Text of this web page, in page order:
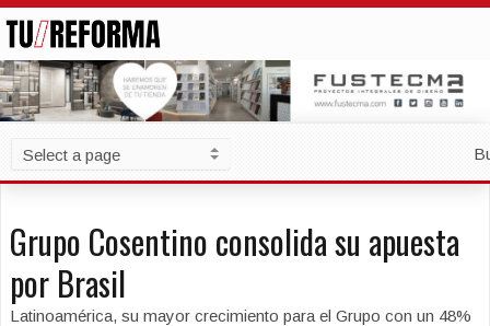
Grupo Cosentino consolida su apuesta
por Brasil
Latinoamérica, su mayor crecimiento para el Grupo con un 48%